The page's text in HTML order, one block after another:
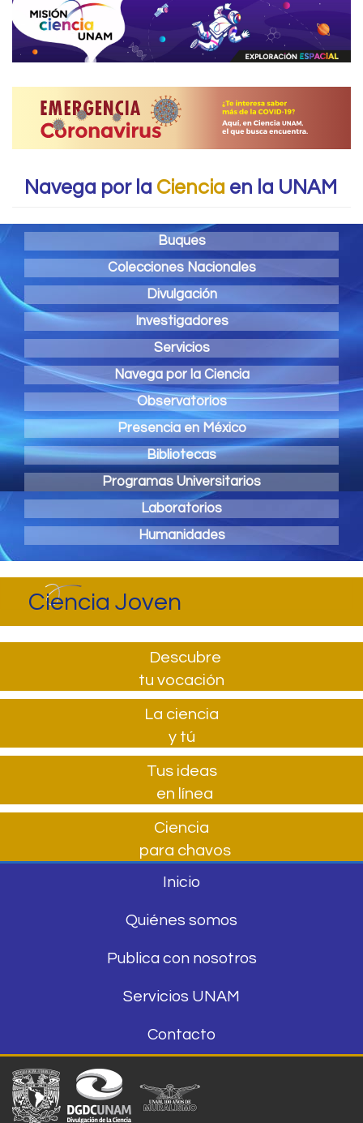
Navega por la Ciencia en la UNAM
Buques
Colecciones Nacionales
Divulgación
Investigadores
Servicios
Navega por la Ciencia
Observatorios
Presencia en México
Bibliotecas
Programas Universitarios
Laboratorios
Humanidades
Ciencia Joven
Descubre
tu vocación
La ciencia
y tú
Tus ideas
en línea
Ciencia
para chavos
Inicio
Quiénes somos
Publica con nosotros
Servicios UNAM
Contacto